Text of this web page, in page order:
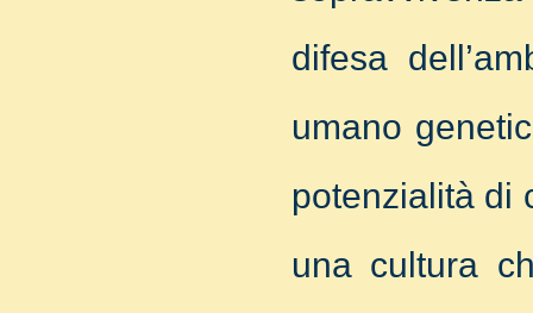
difesa
umano
potenzialità di
una cultura